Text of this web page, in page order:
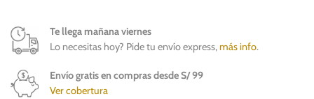
Te llega mañana viernes
Lo necesitas hoy? Pide tu envío express,más info.
Envío gratis en compras desde S/ 99
Ver cobertura